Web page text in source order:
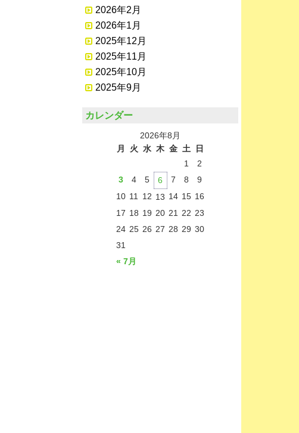
2026年2月
2026年1月
2025年12月
2025年11月
2025年10月
2025年9月
カレンダー
2026年8月
月
火 水 木 金 土 日
« 7月
1
2
3
4 5 6 7 8
9
10 11 12 13 14 15 16
17 18 19 20 21 22 23
24 25 26 27 28 29 30
31